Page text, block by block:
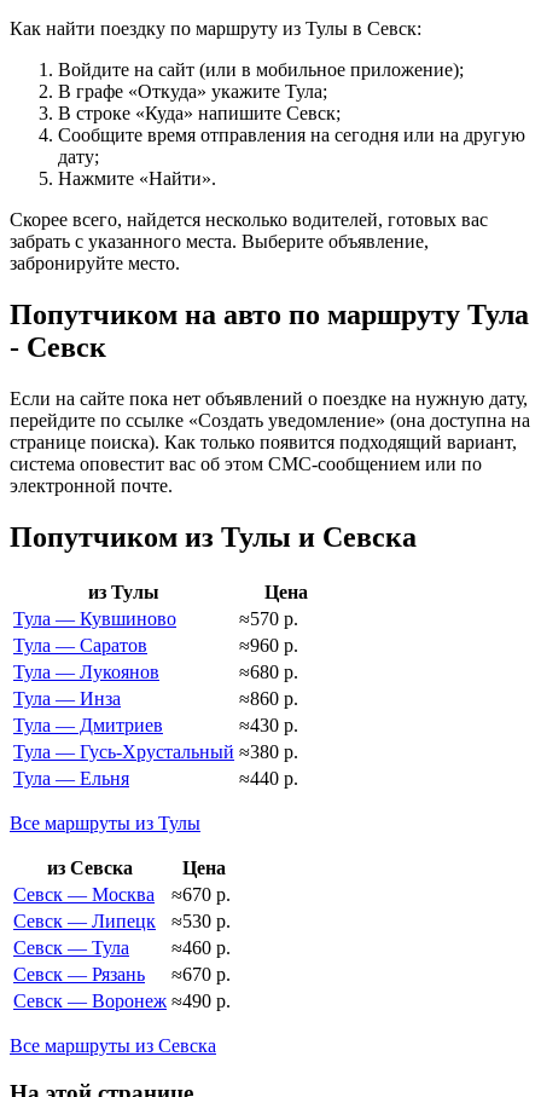
Как найти поездку по маршруту из Тулы в Севск:
Войдите на сайт (или в мобильное приложение);
В графе «Откуда» укажите Тула;
В строке «Куда» напишите Севск;
Сообщите время отправления на сегодня или на другую
дату;
Нажмите «Найти».
Скорее всего, найдется несколько водителей, готовых вас
забрать с указанного места. Выберите объявление,
забронируйте место.
Попутчиком на авто по маршруту Тула
- Севск
Если на сайте пока нет объявлений о поездке на нужную дату,
перейдите по ссылке «Создать уведомление» (она доступна на
странице поиска). Как только появится подходящий вариант,
система оповестит вас об этом СМС-сообщением или по
электронной почте.
Попутчиком из Тулы и Севска
из Тулы
Цена
Тула — Кувшиново
≈570 р.
Тула — Саратов
≈960 р.
Тула — Лукоянов
≈680 р.
Тула — Инза
≈860 р.
Тула — Дмитриев
≈430 р.
Тула — Гусь-Хрустальный ≈380 р.
Тула — Ельня
≈440 р.
Все маршруты из Тулы
из Севска
Цена
Севск — Москва
≈670 р.
Севск — Липецк
≈530 р.
Севск — Тула
≈460 р.
Севск — Рязань
≈670 р.
Севск — Воронеж ≈490 р.
Все маршруты из Севска